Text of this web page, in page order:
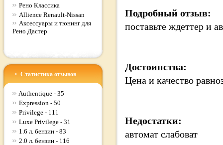
Рено Классика
Allience Renault-Nissan
Аксессуары и тюнинг для
Рено Дастер
Статистика отзывов
Authentique - 35
Expression - 50
Privilege - 111
Luxe Privilege - 31
1.6 л. бензин - 83
2.0 л. бензин - 116
Подробный отзыв:
поставьте ждеттер и
Достоинства:
Цена и качество
Недостатки:
автомат слабоват